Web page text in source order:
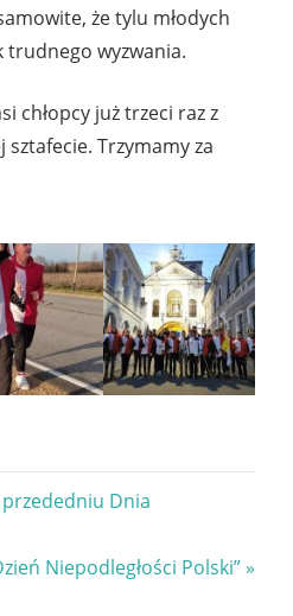
że tylu młodych
wyzwania.
chłopcy już trzeci raz z
sztafecie. Trzymamy za
przededniu Dnia
Niepodległości Polski”